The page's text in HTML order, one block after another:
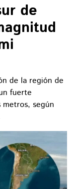
de
de la región de
fuerte
según